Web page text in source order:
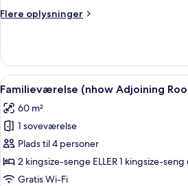
2AD+2CH)
Flere oplysninger
Flere
(nhow
Adjoining
Room,
Indlæs
alle
billeder
af
Familieværelse
(nhow
Adjoining
Et
11
Familieværelse (nhow Adjoining
60 m²
1 soveværelse
Plads til 4 personer
2 kingsize-senge ELLER 1 kingsize-
Gratis Wi-Fi